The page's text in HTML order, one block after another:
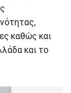
καθώς και
και το